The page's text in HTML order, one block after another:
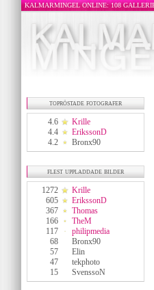
KALMARMINGEL ONLINE: 108
topröstade fotografer
4.6
Krille
4.4
ErikssonD
4.2
Bronx90
flest uppladdade bilder
1272
Krille
605
ErikssonD
367
Thomas
166
TheM
117
philipmedia
68
Bronx90
57
Elin
47
tekphoto
15
SvenssoN